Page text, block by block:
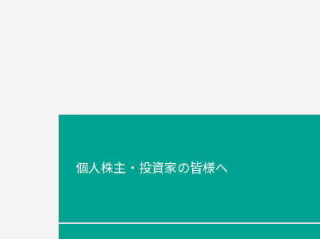
個人株主・投資家の皆様へ